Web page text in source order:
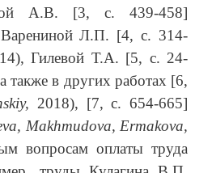
А.В. [3, с. 439-458]
Л.П. [4, с. 314-
Гилевой Т.А. [5, с. 24-
также в других работах [6,
, 2018), [7, с. 654-665]
, Makhmudova, Ermakova,
вопросам оплаты труда